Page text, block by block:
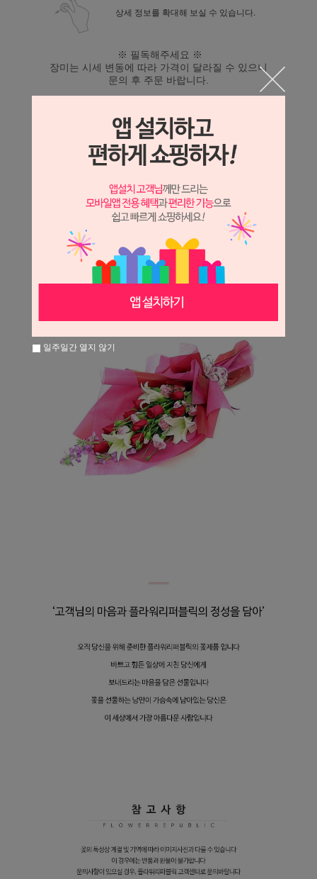
상세 정보를 확대해 보실 수 있습니다.
※ 필독해주세요 ※
장미는 시세 변동에 따라 가격이 달라질 수 있으니
문의 후 주문 바랍니다.
일주일간 열지 않기